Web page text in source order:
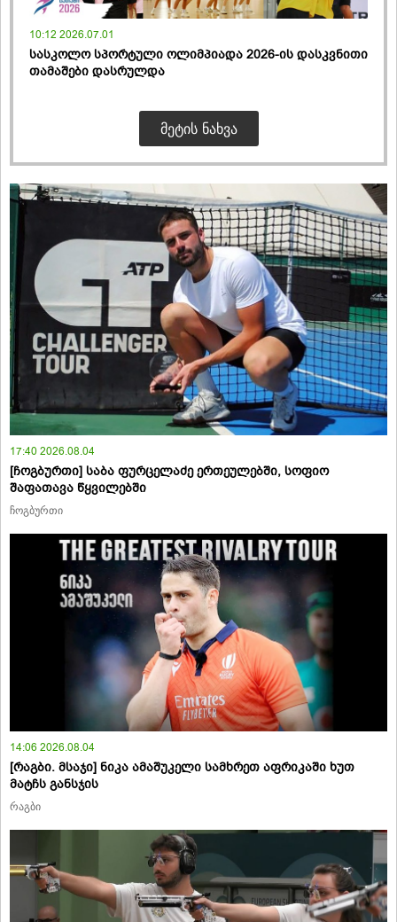
10:12 2026.07.01
სასკოლო სპორტული ოლიმპიადა 2026-ის დასკვნითი
თამაშები დასრულდა
ᲛᲔᲢᲘᲡ ᲜᲐᲮᲕᲐ
17:40 2026.08.04
[ჩოგბურთი] საბა ფურცელაძე ერთეულებში, სოფიო
შაფათავა წყვილებში
ჩოგბურთი
14:06 2026.08.04
[რაგბი. მსაჯი] ნიკა ამაშუკელი სამხრეთ აფრიკაში ხუთ
მატჩს განსჯის
რაგბი